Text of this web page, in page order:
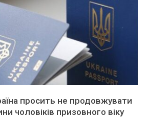
просить не продовжувати
чоловіків призовного віку